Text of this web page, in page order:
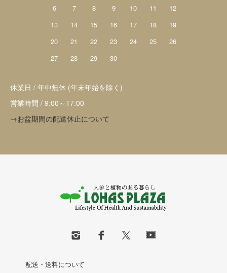
6
7 8 9 10 11
12
13
14 15 16 17 18
19
20
21 22 23 24 25
26
27
28 29 30
休業日 / 年中無休 (年末年始を除く)
営業時間 / 9:00～17:00
→お盆期間の配送休止について
配送・送料について